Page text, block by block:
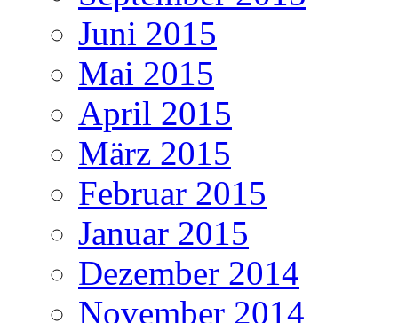
Juni 2015
Mai 2015
April 2015
März 2015
Februar 2015
Januar 2015
Dezember 2014
November 2014